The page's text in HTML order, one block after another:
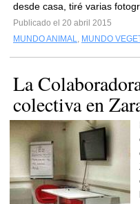
desde casa, tiré varias
Publicado el 20 abril 2015
MUNDO ANIMAL, MUNDO
La
colectiva en